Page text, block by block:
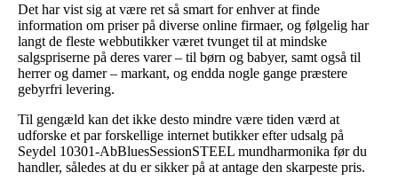
Det har vist sig at være ret så smart for enhver at finde
information om priser på diverse online firmaer, og følgelig har
langt de fleste webbutikker været tvunget til at mindske
salgspriserne på deres varer – til børn og babyer, samt også til
herrer og damer – markant, og endda nogle gange præstere
gebyrfri levering.
Til gengæld kan det ikke desto mindre være tiden værd at
udforske et par forskellige internet butikker efter udsalg på
Seydel 10301-AbBluesSessionSTEEL mundharmonika før du
handler, således at du er sikker på at antage den skarpeste pris.